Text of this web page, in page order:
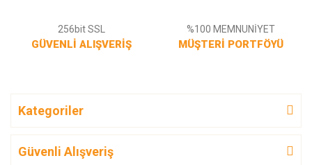
256bit SSL
GÜVENLİ ALIŞVERİŞ
%100 MEMNUNİYET
MÜŞTERİ PORTFÖYÜ
Kategoriler
Güvenli Alışveriş